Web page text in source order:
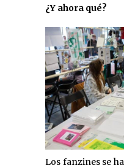
¿Y ahora qué?
Los fanzines se